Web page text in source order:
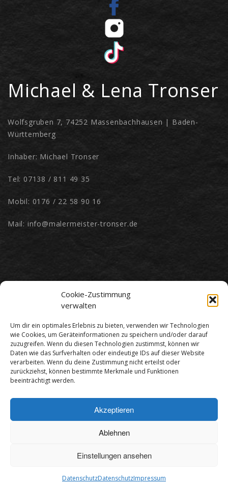
Cookie-Zustimmung
verwalten
Um dir ein optimales Erlebnis zu bieten, verwenden wir Technologien
wie Cookies, um Geräteinformationen zu speichern und/oder darauf
zuzugreifen. Wenn du diesen Technologien zustimmst, können wir
Daten wie das Surfverhalten oder eindeutige IDs auf dieser Website
verarbeiten. Wenn du deine Zustimmung nicht erteilst oder
zurückziehst, können bestimmte Merkmale und Funktionen
beeinträchtigt werden.
Akzeptieren
Ablehnen
Einstellungen ansehen
DatenschutzDatenschutzImpressum
Michael & Lena Tronser
Wolfsgruben 7, 74252 Massenbachhausen | Baden-
Württemberg
Inhaber: Michael Tronser
Tel: 07138 / 811 49 35
Mobil: 0176 / 22 58 90 16
Mail: info@malermeister-tronser.de
Designed by BCR Mediendesign | Malermeister Tronser | ©
2024